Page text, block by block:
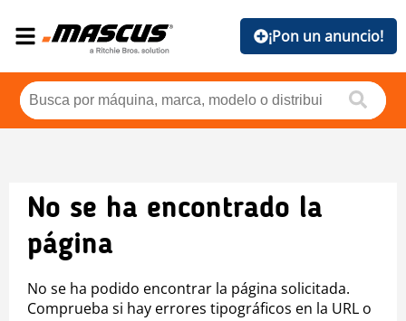
¡Pon un anuncio!
No se ha encontrado la
página
No se ha podido encontrar la página solicitada.
Comprueba si hay errores tipográficos en la URL o